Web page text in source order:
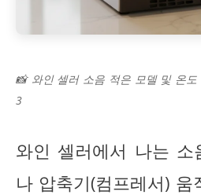
📸 와인 셀러 소음 적은 모델 및 온
3
와인 셀러에서 나는
나 압축기(컴프레서) 움